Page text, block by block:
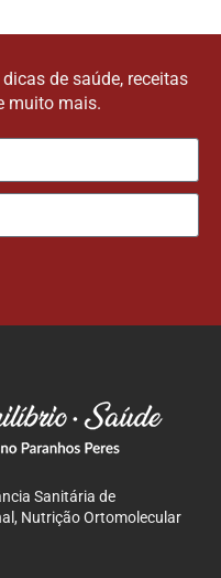
de saúde, receitas
muito mais.
Sanitária de
Nutrição Ortomolecular